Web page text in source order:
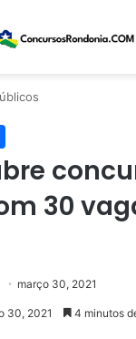
30
março 30, 2021
30, 2021 4 minutos